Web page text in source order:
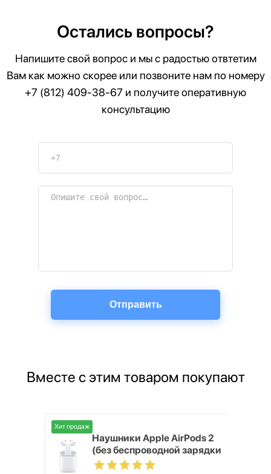
Остались вопросы?
Напишите свой вопрос и мы с радостью отвтетим
Вам как можно скорее или позвоните нам по номеру
+7 (812) 409-38-67 и получите оперативную
консультацию
Вместе с этим товаром покупают
Хит продаж
Наушники Apple AirPods 2
(без беспроводной зарядки
кейса)